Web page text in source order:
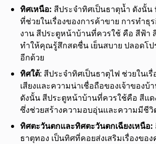
ทิศเหนือ: สีประจำทิศเป็นธาตุน้ำ ดังนั้น
ที่ช่วยในเรื่องของการค้าขาย การทำธุ
งาน สีประตูหน้าบ้านที่ควรใช้ คือ สีฟ้า
ทำให้คุณรู้สึกสดชื่น เย็นสบาย ปลอดโ
อีกด้วย
ทิศใต้: สีประจำทิศเป็นธาตุไฟ ช่วยในเ
เสียงและความน่าเชื่อถือของเจ้าของบ้
ดังนั้น สีประตูหน้าบ้านที่ควรใช้คือ สีแ
ซึ่งช่วยสร้างความอบอุ่นและความมีชี
ทิศตะวันตกและทิศตะวันตกเฉียงเหนือ:
ธาตุทอง เป็นทิศที่คอยส่งเสริมเรื่องขอ